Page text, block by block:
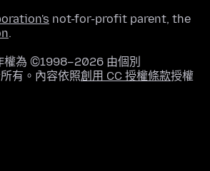
not-for-profit parent, the
.
權為 ©1998–2026 由個別
有。內容依照創用 CC 授權條款授權